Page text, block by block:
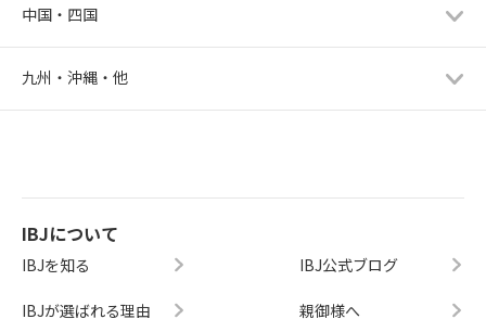
中国・四国
九州・沖縄・他
IBJについて
IBJを知る
IBJが選ばれる理由
IBJ公式ブログ
親御様へ